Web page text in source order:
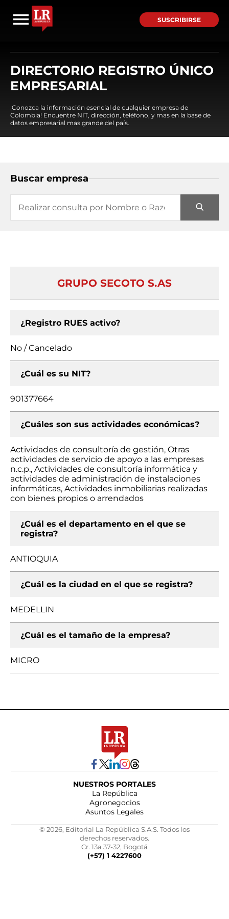
SUSCRIBIRSE
DIRECTORIO REGISTRO ÚNICO
EMPRESARIAL
¡Conozca la información esencial de cualquier empresa de
Colombia! Encuentre NIT, dirección, teléfono, y mas en la base de
datos empresarial mas grande del país.
Buscar empresa
GRUPO SECOTO S.AS
¿Registro RUES activo?
No / Cancelado
¿Cuál es su NIT?
901377664
¿Cuáles son sus actividades económicas?
Actividades de consultoría de gestión, Otras
actividades de servicio de apoyo a las empresas
n.c.p., Actividades de consultoría informática y
actividades de administración de instalaciones
informáticas, Actividades inmobiliarias realizadas
con bienes propios o arrendados
¿Cuál es el departamento en el que se
registra?
ANTIOQUIA
¿Cuál es la ciudad en el que se registra?
MEDELLIN
¿Cuál es el tamaño de la empresa?
MICRO
NUESTROS PORTALES
La República
Agronegocios
Asuntos Legales
© 2026, Editorial La República S.A.S. Todos los
derechos reservados.
Cr. 13a 37-32, Bogotá
(+57) 1 4227600